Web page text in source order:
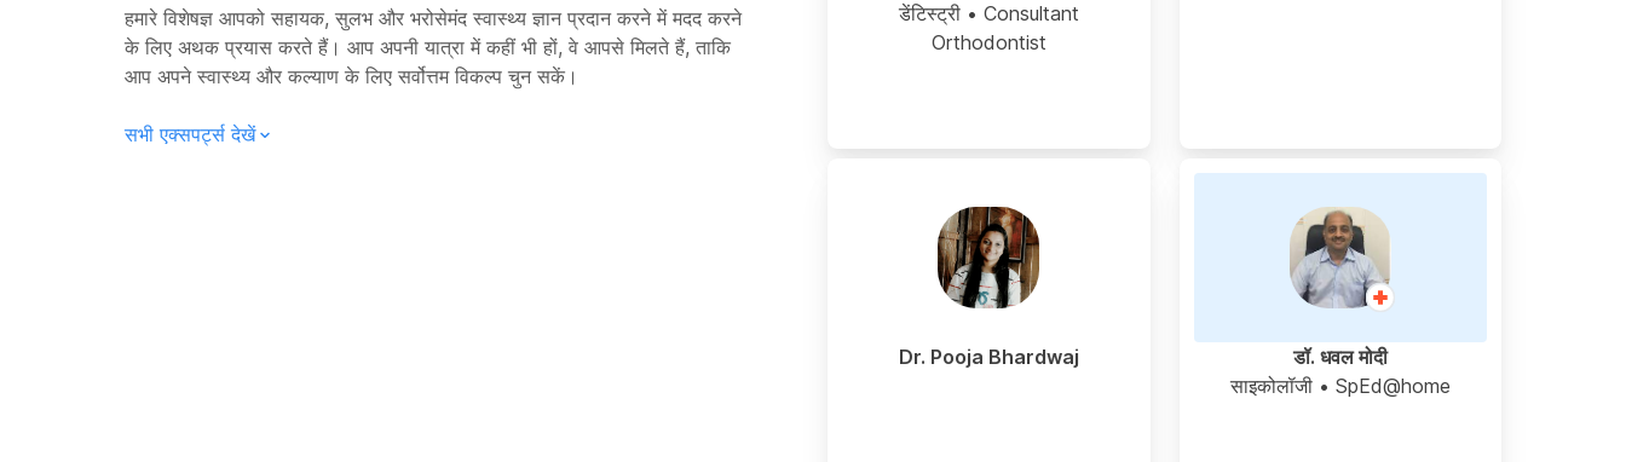
हमारे विशेषज्ञ आपको सहायक, सुलभ और भरोसेमंद स्वास्थ्य ज्ञान प्रदान करने में मदद करने
के लिए अथक प्रयास करते हैं। आप अपनी यात्रा में कहीं भी हों, वे आपसे मिलते हैं, ताकि
आप अपने स्वास्थ्य और कल्याण के लिए सर्वोत्तम विकल्प चुन सकें।
सभी एक्सपर्ट्स देखें
डेंटिस्ट्री• Consultant
Orthodontist
डॉ. धवल मोदी
साइकोलॉजी• SpEd@home
Dr. Pooja Bhardwaj